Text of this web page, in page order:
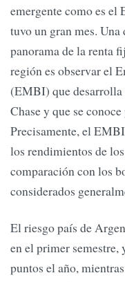
emergente como es
tuvo un gran mes.
panorama de la renta
región es observar el
(EMBI) que desarrolla
Chase y que se
Precisamente, el
los rendimientos de
comparación con los
considerados
El riesgo país de
en el primer semestre,
puntos el año,